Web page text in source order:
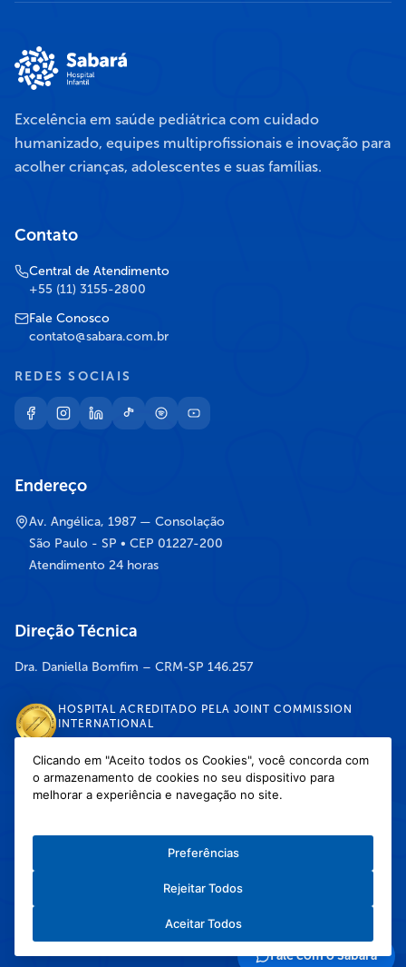
Fale com o Sabará
Excelência em saúde pediátrica com cuidado
humanizado, equipes multiprofissionais e inovação para
acolher crianças, adolescentes e suas famílias.
Contato
Central de Atendimento
+55 (11) 3155-2800
Fale Conosco
contato@sabara.com.br
REDES SOCIAIS
Endereço
Av. Angélica, 1987 — Consolação
São Paulo - SP • CEP 01227-200
Atendimento 24 horas
Direção Técnica
Dra. Daniella Bomfim – CRM-SP 146.257
HOSPITAL ACREDITADO PELA JOINT COMMISSION
INTERNATIONAL
DISPONÍVEL NAS LOJAS
Política de Cookies
Copyright © 2026 Hospital Infantil Sabará — Todos os direitos reservados.
Clicando em "Aceito todos os Cookies", você concorda com
o armazenamento de cookies no seu dispositivo para
melhorar a experiência e navegação no site.
Preferências
Rejeitar Todos
Aceitar Todos